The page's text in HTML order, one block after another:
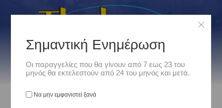
Σημαντική Ενημέρωση
Οι παραγγελίες που θα γίνουν από 7 εως 23 του
μηνός θα εκτελεστούν από 24 του μηνός και μετά.
Να μην εμφανιστεί ξανά